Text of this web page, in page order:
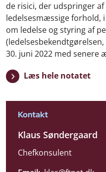
de risici, der udspringer
ledelsesmæssige forhold,
om ledelse og styring af
30. juni 2022 med senere
Læs hele notatet
Kontakt
Klaus Søndergaard
Chefkonsulent